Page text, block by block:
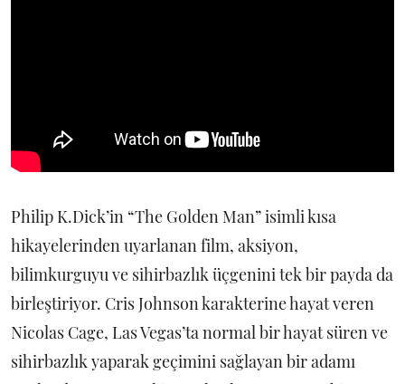
Philip K.Dick’in “The Golden Man” isimli kısa
hikayelerinden uyarlanan film, aksiyon,
bilimkurguyu ve sihirbazlık üçgenini tek bir payda da
birleştiriyor. Cris Johnson karakterine hayat veren
Nicolas Cage, Las Vegas’ta normal bir hayat süren ve
sihirbazlık yaparak geçimini sağlayan bir adamı